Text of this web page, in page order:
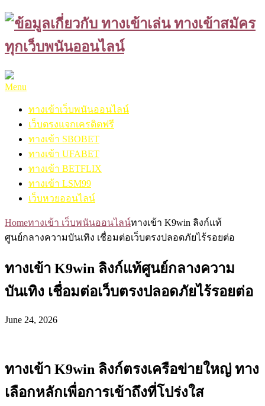
Skip
content
Menu
ทางเข้าเว็บพนันออนไลน์
เว็บตรงแจกเครดิตฟรี
ทางเข้า SBOBET
ทางเข้า UFABET
ทางเข้า BETFLIX
ทางเข้า LSM99
เว็บหวยออนไลน์
Homeทางเข้า เว็บพนันออนไลน์ทางเข้า K9win ลิงก์แท้
ศูนย์กลางความบันเทิง เชื่อมต่อเว็บตรงปลอดภัยไร้รอยต่อ
ทางเข้า K9win ลิงก์แท้ศูนย์กลางความ
บันเทิง เชื่อมต่อเว็บตรงปลอดภัยไร้รอยต่อ
June 24, 2026
ทางเข้า K9win ลิงก์ตรงเครือข่ายใหญ่ ทาง
เลือกหลักเพื่อการเข้าถึงที่โปร่งใส